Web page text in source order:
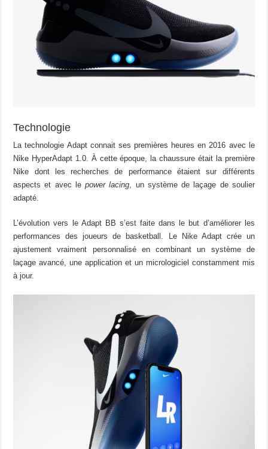
Technologie
La technologie Adapt connait ses premières heures en 2016 avec le
Nike HyperAdapt 1.0. À cette époque, la chaussure était la première
Nike dont les recherches de performance étaient sur différents
aspects et avec lepower lacing , un système de laçage de soulier
adapté.
L’évolution vers le Adapt BB s’est faite dans le but d’améliorer les
performances des joueurs de basketball. Le Nike Adapt crée un
ajustement vraiment personnalisé en combinant un système de
laçage avancé, une application et un micrologiciel constamment mis
à jour.